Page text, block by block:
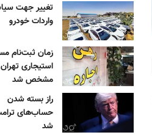
تغییر جهت
واردات خودرو
زمان ثبت‌نام
استیجاری تهران
مشخص شد
راز بسته شدن
حساب‌های
شد